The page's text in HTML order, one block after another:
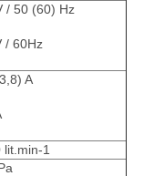
/ 50 (60) Hz
/ 60Hz
A
lit.min-1